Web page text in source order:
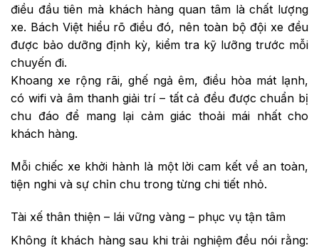
điều đầu tiên mà khách hàng quan tâm là chất lượng
xe. Bách Việt hiểu rõ điều đó, nên toàn bộ đội xe đều
được bảo dưỡng định kỳ, kiểm tra kỹ lưỡng trước mỗi
chuyến đi.
Khoang xe rộng rãi, ghế ngả êm, điều hòa mát lạnh,
có wifi và âm thanh giải trí – tất cả đều được chuẩn bị
chu đáo để mang lại cảm giác thoải mái nhất cho
khách hàng.
Mỗi chiếc xe khởi hành là một lời cam kết về an toàn,
tiện nghi và sự chỉn chu trong từng chi tiết nhỏ.
Tài xế thân thiện – lái vững vàng – phục vụ tận tâm
Không ít khách hàng sau khi trải nghiệm đều nói rằng: